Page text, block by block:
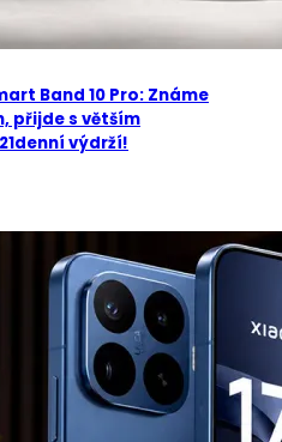
Band 10 Pro: Známe
přijde s větším
výdrží!